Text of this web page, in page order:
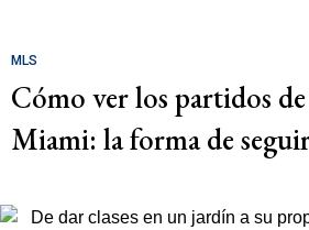
MLS
Cómo ver los partidos
Miami: la forma de